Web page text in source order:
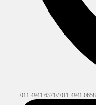
011-4941.6371// 011-4941.0658